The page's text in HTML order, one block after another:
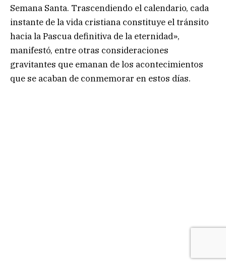
Semana Santa. Trascendiendo el calendario, cada
instante de la vida cristiana constituye el tránsito
hacia la Pascua definitiva de la eternidad»,
manifestó, entre otras consideraciones
gravitantes que emanan de los acontecimientos
que se acaban de conmemorar en estos días.